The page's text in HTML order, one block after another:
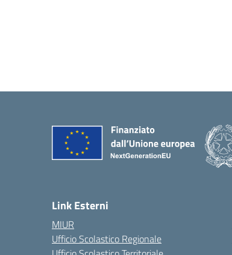
Link Esterni
MIUR
Ufficio Scolastico Regionale